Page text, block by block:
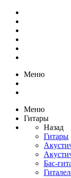
Меню
Меню
Гитары
Назад
Гитары
Бас-